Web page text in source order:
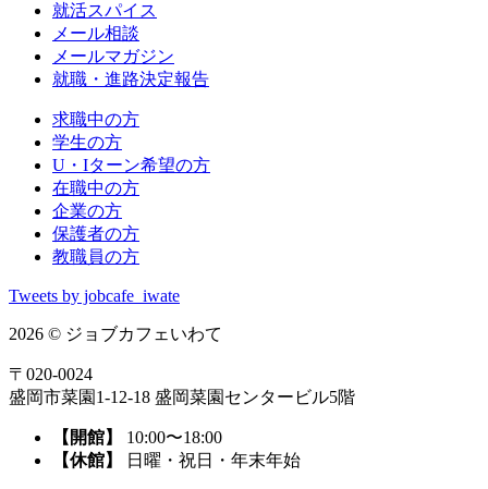
就活スパイス
メール相談
メールマガジン
就職・進路決定報告
求職中の方
学生の方
U・Iターン希望の方
在職中の方
企業の方
保護者の方
教職員の方
Tweets by jobcafe_iwate
2026 © ジョブカフェいわて
〒020-0024
盛岡市菜園1-12-18 盛岡菜園センタービル5階
【開館】
10:00〜18:00
【休館】
日曜・祝日・年末年始